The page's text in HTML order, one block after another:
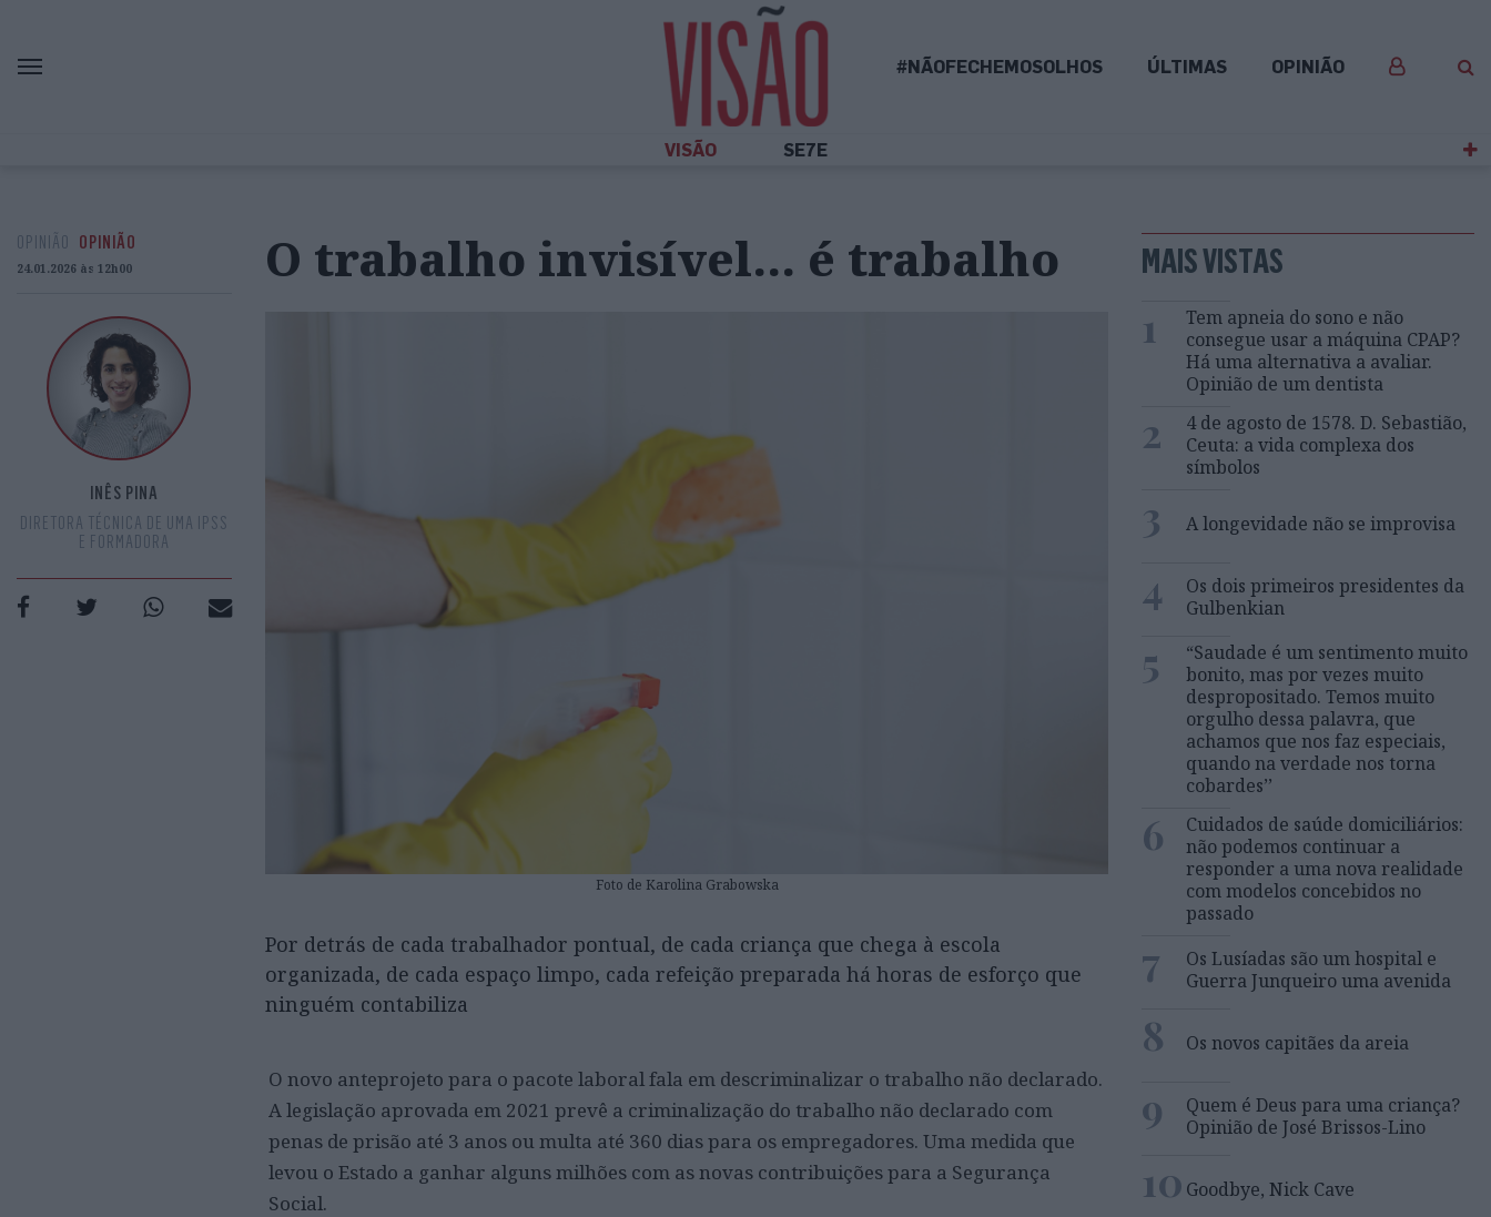
#NÃOFECHEMOSOLHOS ÚLTIMAS OPINIÃO
VISÃO SE7E
OPINIÃO OPINIÃO
24.01.2026 às 12h00
INÊS PINA
DIRETORA TÉCNICA DE UMA IPSS
E FORMADORA
O trabalho invisível… é trabalho
Foto de Karolina Grabowska
Por detrás de cada trabalhador pontual, de cada criança que chega à escola
organizada, de cada espaço limpo, cada refeição preparada há horas de esforço que
ninguém contabiliza
O novo anteprojeto para o pacote laboral fala em descriminalizar o trabalho não declarado.
A legislação aprovada em 2021 prevê a criminalização do trabalho não declarado com
penas de prisão até 3 anos ou multa até 360 dias para os empregadores. Uma medida que
levou o Estado a ganhar alguns milhões com as novas contribuições para a Segurança
Social.
MAIS VISTAS
1
Tem apneia do sono e não
consegue usar a máquina CPAP?
Há uma alternativa a avaliar.
Opinião de um dentista
2
4 de agosto de 1578. D. Sebastião,
Ceuta: a vida complexa dos
símbolos
3 A longevidade não se improvisa
4
Os dois primeiros presidentes da
Gulbenkian
5
“Saudade é um sentimento muito
bonito, mas por vezes muito
despropositado. Temos muito
orgulho dessa palavra, que
achamos que nos faz especiais,
quando na verdade nos torna
cobardes’’
6
Cuidados de saúde domiciliários:
não podemos continuar a
responder a uma nova realidade
com modelos concebidos no
passado
7
Os Lusíadas são um hospital e
Guerra Junqueiro uma avenida
8 Os novos capitães da areia
9
Quem é Deus para uma criança?
Opinião de José Brissos-Lino
10 Goodbye, Nick Cave